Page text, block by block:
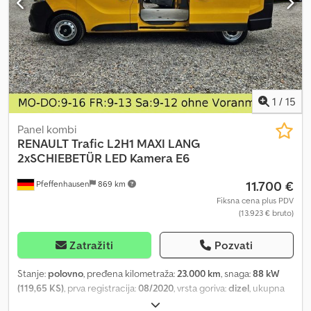
1 / 15
Pfeffenhausen 869 km
Panel kombi
RENAULTTrafic L2H1 MAXI LANG
2xSCHIEBETÜR LED Kamera E6
11.700 €
Fiksna cena plus PDV
(13.923 € bruto)
Zatražiti Pozvati
Stanje: polovno, pređena kilometraža: 23.000 km, snaga:88 kW
(119,65 KS) , prva registracija:08/2020 , vrsta goriva:dizel , ukupna
, tip prenosa: